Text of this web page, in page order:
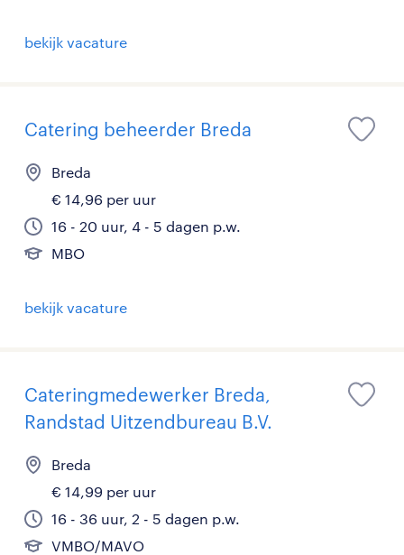
bekijk vacature
Catering beheerder Breda
Breda
€ 14,96 per uur
16 - 20 uur, 4 - 5 dagen p.w.
MBO
bekijk vacature
Cateringmedewerker Breda,
Randstad Uitzendbureau B.V.
Breda
€ 14,99 per uur
16 - 36 uur, 2 - 5 dagen p.w.
VMBO/MAVO